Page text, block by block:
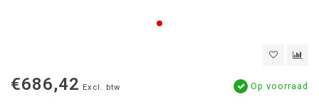
€686,42 Excl. btw Op voorraad